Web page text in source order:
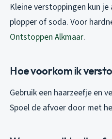
Kleine verstoppingen kun je
plopper of soda. Voor
Ontstoppen Alkmaar.
Hoe voorkom ik
Gebruik een haarzeefje en
Spoel de afvoer door met